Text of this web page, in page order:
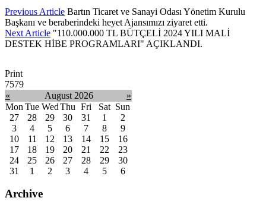
Previous Article Bartın Ticaret ve Sanayi Odası Yönetim Kurulu
Başkanı ve beraberindeki heyet Ajansımızı ziyaret etti.
Next Article "110.000.000 TL BÜTÇELİ 2024 YILI MALİ
DESTEK HİBE PROGRAMLARI" AÇIKLANDI.
Print
7579
«
August 2026
»
Mon Tue WedThu Fri Sat Sun
27
28 29 30 31 1
2
3
4 5 6 7 8
9
10
11 12 13 14 15
16
17
18 19 20 21 22
23
24
25 26 27 28 29
30
31
1 2 3 4 5 6
Archive